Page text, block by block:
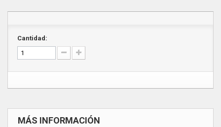
Cantidad:
MÁS INFORMACIÓN